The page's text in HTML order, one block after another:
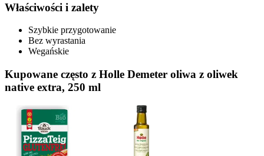
Właściwości i zalety
Szybkie przygotowanie
Bez wyrastania
Wegańskie
Kupowane często z Holle Demeter oliwa z oliwek
native extra, 250 ml